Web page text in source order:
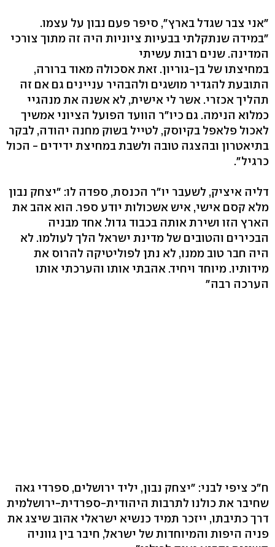
"אני צבר שגדל בארץ", סיפר פעם נבון על עצמו.
"במידה שנתקלתי בבעיות ציוניות היה זה מתוך צורכי
המדינה. שנים רבות עשיתי
במחיצתו של בן-גוריון. זאת אסכולה מאוד ברורה,
התובעת להגדיר מושגים ולהבהיר עניינים גם אם זה
תהליך אכזרי. אשר לי אישית, לא אשנה את מנהגיי
כמלוא הנימה. גם כיו"ר הוועד הפועל הציוני אמשיך
לאכול פלאפל בקיוסק, לטייל בשוק מחנה יהודה, לבקר
בתיאטרון ובהצגה טובה ולשבת במחיצת ידידים - הכול
כרגיל".
דליה איציק, לשעבר יו"ר הכנסת, ספדה לו: "יצחק נבון
מלא קסם אישי, איש אשכולות יודע ספר. הוא אהב את
הארץ הזו ושירת אותה בכבוד גדול. אחד מבניה
הבכירים והטובים של מדינת ישראל הלך לעולמו. לא
היה חבר טוב ממנו, לא נתן לפוליטיקה להרוס את
מידותיו. מיוחד ויחיד. אהבתי אותו והערכתי אותו
הערכה רבה"
ח"כ ציפי לבני: "יצחק נבון, יליד ירושלים, ספרדי גאה
שחיבר את כולנו לתרבות היהודית-ספרדית-ירושלמית
דרך כתיבתו, ייזכר תמיד כנשיא ישראלי אהוב שיצג את
פניה היפות והמיוחדות של ישראל, חיבר בין גווניה